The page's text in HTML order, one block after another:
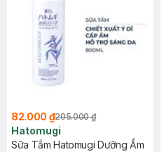
82.000 ₫205.000 ₫
Hatomugi
Sữa Tắm Hatomugi Dưỡng Ẩm